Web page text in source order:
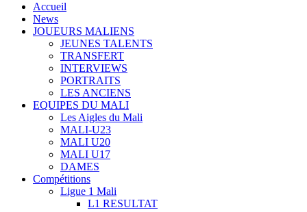
Accueil
News
JOUEURS MALIENS
JEUNES TALENTS
TRANSFERT
INTERVIEWS
PORTRAITS
LES ANCIENS
EQUIPES DU MALI
Les Aigles du Mali
MALI-U23
MALI U20
MALI U17
DAMES
Compétitions
Ligue 1 Mali
L1 RESULTAT